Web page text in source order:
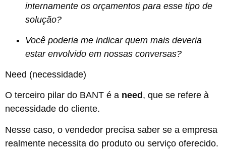
internamente os orçamentos para esse tipo de
solução?
Você poderia me indicar quem mais deveria
estar envolvido em nossas conversas?
Need (necessidade)
O terceiro pilar do BANT é a need , que se refere à
necessidade do cliente.
Nesse caso, o vendedor precisa saber se a empresa
realmente necessita do produto ou serviço oferecido.